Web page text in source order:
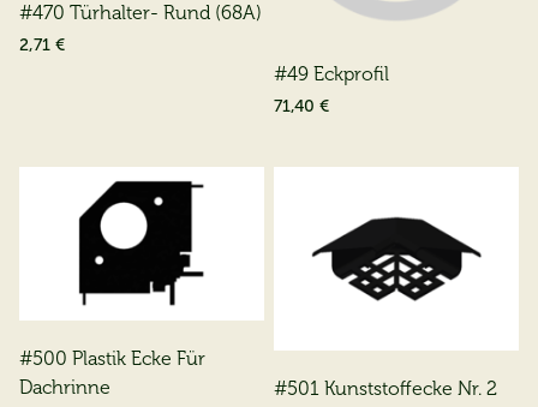
#470 Türhalter- Rund (68A)
2,71 €
#49 Eckprofil
71,40 €
#500 Plastik Ecke Für
Dachrinne
#501 Kunststoffecke Nr. 2